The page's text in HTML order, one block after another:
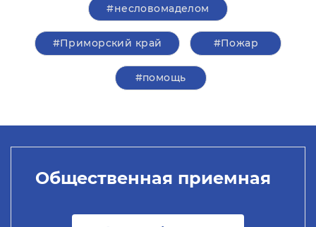
#несловомаделом
#Приморский край #Пожар
#помощь
Общественная приемная